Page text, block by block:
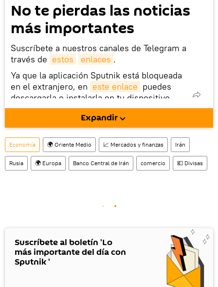
No te pierdas las noticias
más importantes
Suscríbete a nuestros canales de Telegram a
través de estos enlaces .
Ya que la aplicación Sputnik está bloqueada
en el extranjero, en este enlace puedes
descargarla e instalarla en tu dispositivo
móvil (¡solo para Android!).
También tenemos una cuenta en la red
social rusa VK .
Expandir
Economía 🌍 Oriente Medio 📈 Mercados y finanzas Irán
Rusia 🌍 Europa Banco Central de Irán comercio 💶 Divisas
Suscríbete al boletín 'Lo
más importante del día con
Sputnik '